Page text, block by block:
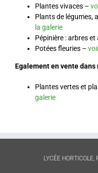
Plantes vivaces –
Plants de légumes,
la galerie
Pépinière : arbres
Potées fleuries –
Egalement en vente dans
Plantes vertes et
galerie
LYCÉE